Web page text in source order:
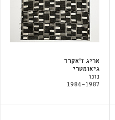
אריג ז'אקרד
גיאומטרי
נונו
1984-1987